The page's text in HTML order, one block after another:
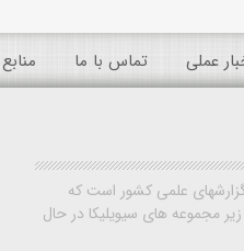
عملی تماس با ما منابع
علمی کشور است که
زیر مجموعه های سیویلیکا در حال